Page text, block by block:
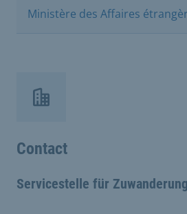
Ministère des Affaires
Contact
Servicestelle für